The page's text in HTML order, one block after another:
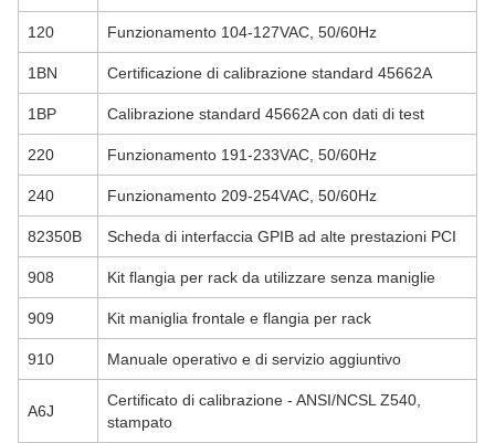
120 Funzionamento 104-127VAC, 50/60Hz
1BN Certificazione di calibrazione standard 45662A
1BP Calibrazione standard 45662A con dati di test
220 Funzionamento 191-233VAC, 50/60Hz
240 Funzionamento 209-254VAC, 50/60Hz
82350B Scheda di interfaccia GPIB ad alte prestazioni PCI
908 Kit flangia per rack da utilizzare senza maniglie
909 Kit maniglia frontale e flangia per rack
910 Manuale operativo e di servizio aggiuntivo
A6J
Certificato di calibrazione - ANSI/NCSL Z540,
stampato